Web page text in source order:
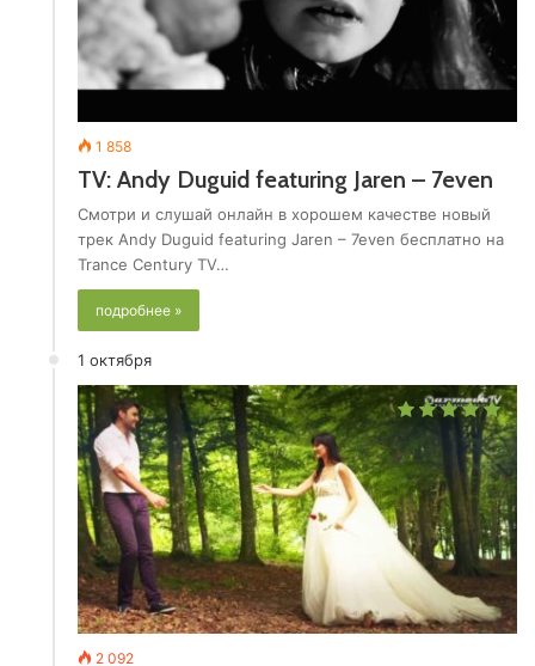
1 858
TV: Andy Duguid featuring Jaren – 7even
Смотри и слушай онлайн в хорошем качестве новый
трек Andy Duguid featuring Jaren – 7even бесплатно на
Trance Century TV…
подробнее »
1 октября
2 092